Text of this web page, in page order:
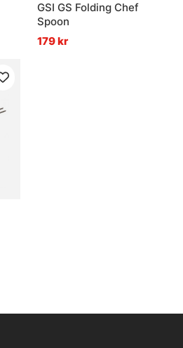
GSI GS Folding Chef
Spoon
179 kr